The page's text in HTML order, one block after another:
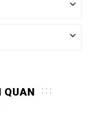
QUAN